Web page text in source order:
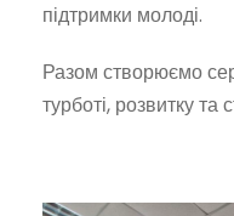
підтримки молоді.
Разом створюємо
турботі, розвитку та